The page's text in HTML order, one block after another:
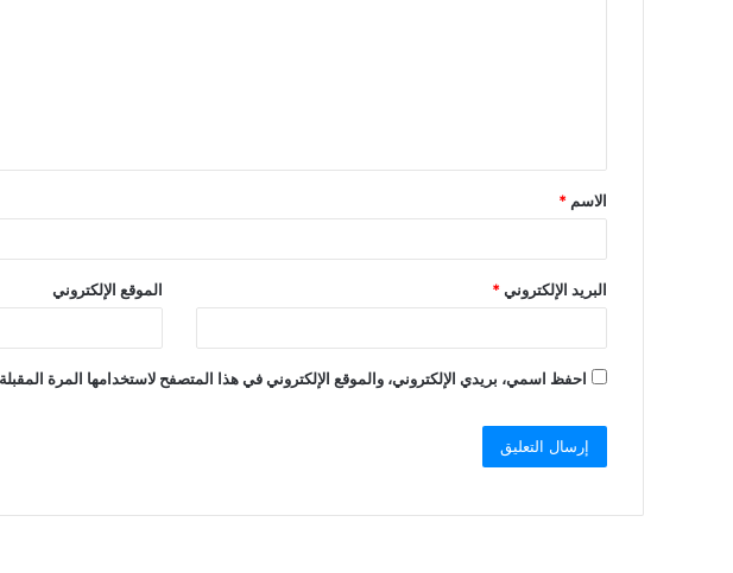
الاسم *
البريد الإلكتروني* الموقع الإلكتروني
احفظ اسمي، بريدي الإلكتروني، والموقع الإلكتروني في هذا المتصفح لاستخدامها المرة